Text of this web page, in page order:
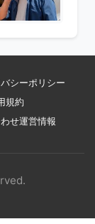
シーポリシー
規約
せ運営情報